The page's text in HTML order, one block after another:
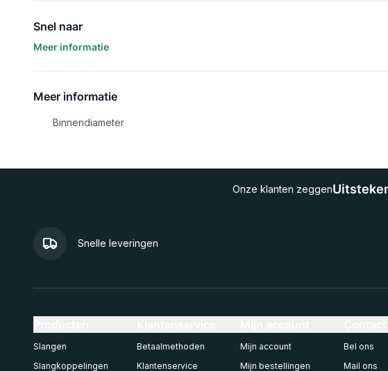
Snel naar
Meer informatie
Meer informatie
Binnendiameter
Onze klanten zeggen
Snelle leveringen
Slangen
Slangkoppelingen
Betaalmethoden
Klantenservice
Mijn account
Mijn bestellingen
Bel ons
Mail ons